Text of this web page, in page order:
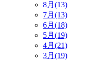
8月(13)
7月(13)
6月(18)
5月(19)
4月(21)
3月(19)